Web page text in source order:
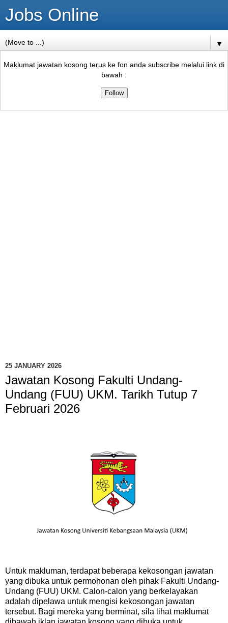
Jobs Online
▼
Maklumat jawatan kosong terus ke fon anda subscribe melalui link di
bawah :
25 JANUARY 2026
Jawatan Kosong Fakulti Undang-
Undang (FUU) UKM. Tarikh Tutup 7
Februari 2026
Untuk makluman, terdapat beberapa kekosongan jawatan
yang dibuka untuk permohonan oleh pihak Fakulti Undang-
Undang (FUU) UKM. Calon-calon yang berkelayakan
adalah dipelawa untuk mengisi kekosongan jawatan
tersebut. Bagi mereka yang berminat, sila lihat maklumat